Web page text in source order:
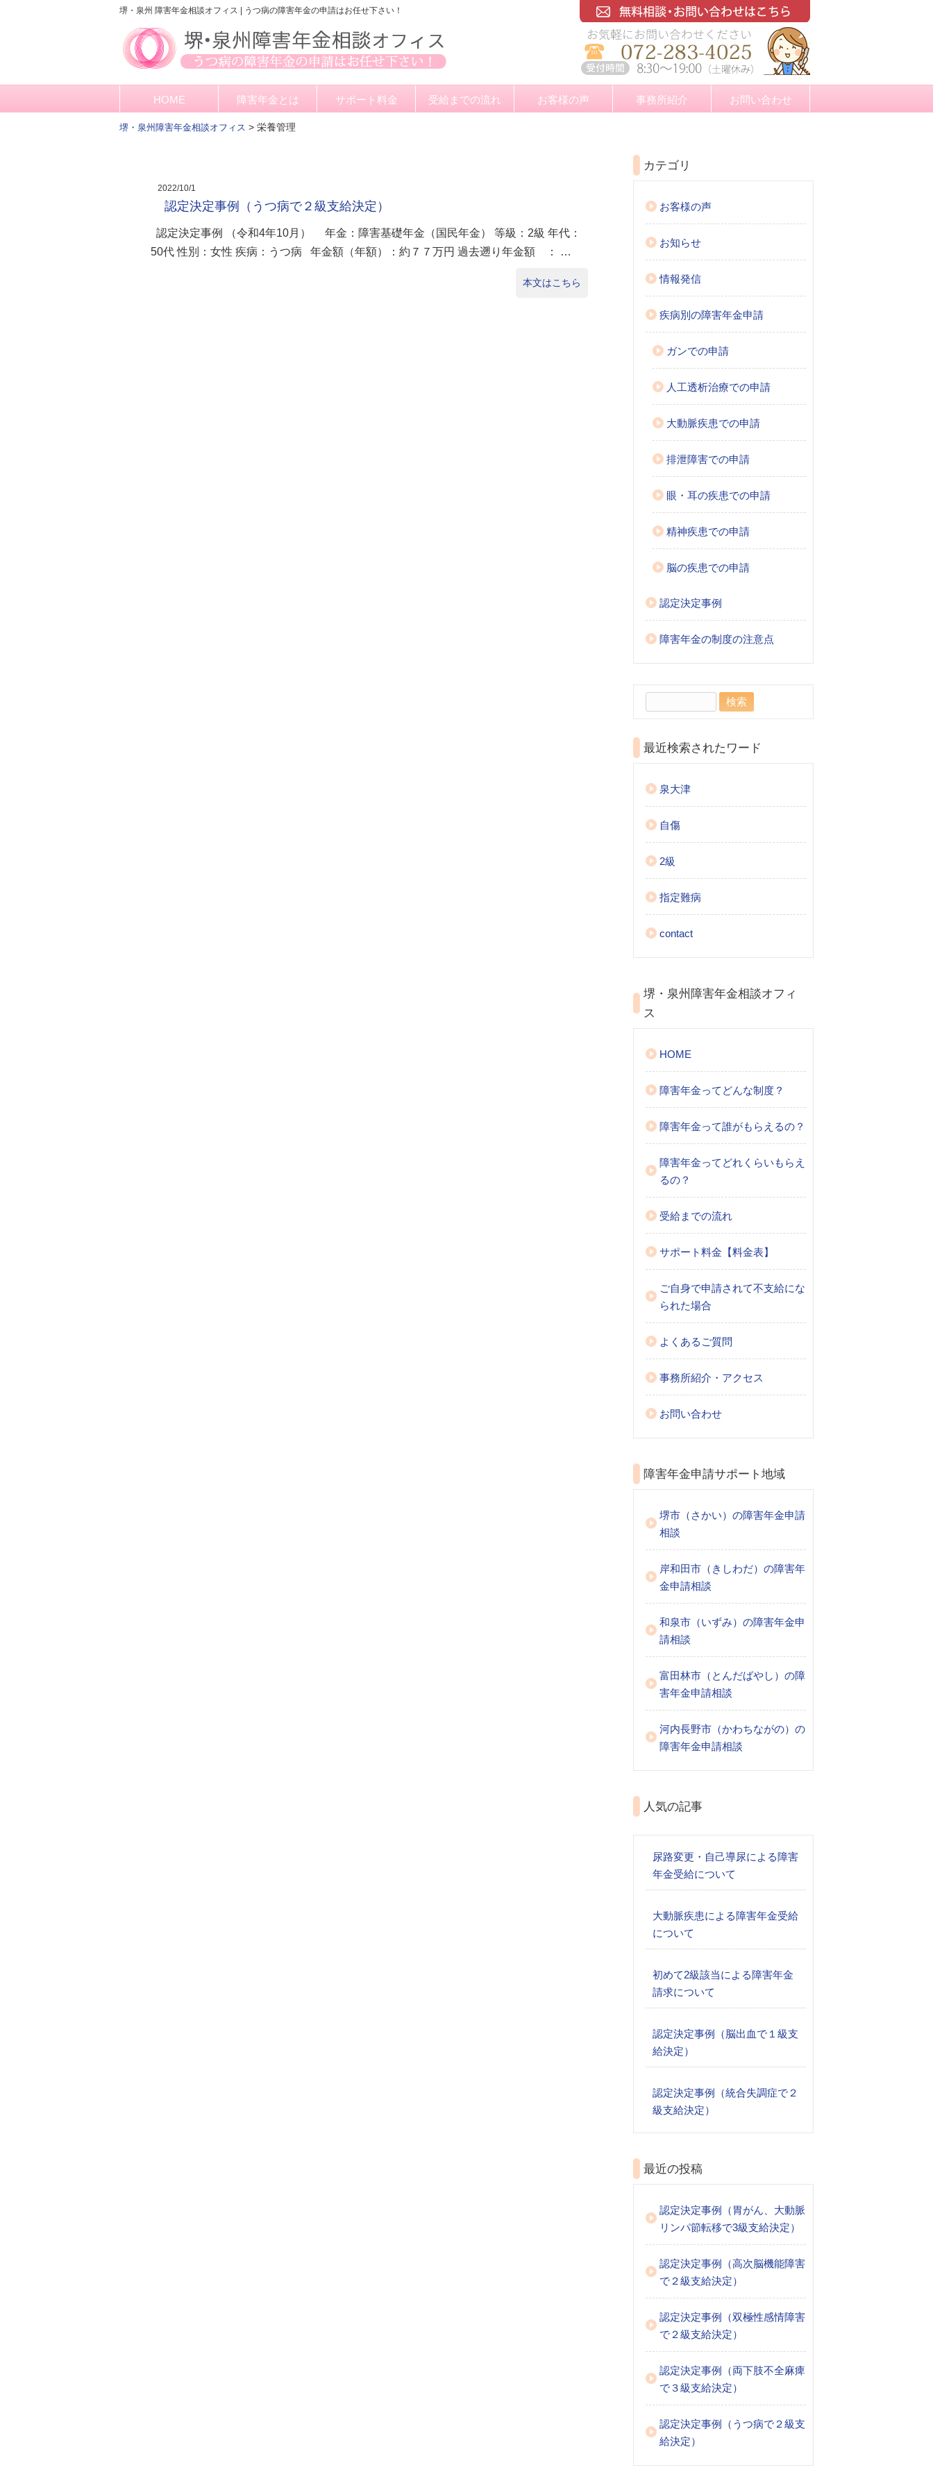
堺・泉州 障害年金相談オフィス | うつ病の障害年金の申請はお任せ下さい！
HOME 障害年金とは サポート料金 受給までの流れ お客様の声 事務所紹介 お問い合わせ
堺・泉州障害年金相談オフィス > 栄養管理
2022/10/1
認定決定事例（うつ病で２級支給決定）
認定決定事例 （令和4年10月） 年金：障害基礎年金（国民年金） 等級：2級 年代：
50代 性別：女性 疾病：うつ病 年金額（年額）：約７７万円 過去遡り年金額 ： …
本文はこちら
カテゴリ
お客様の声
お知らせ
情報発信
疾病別の障害年金申請
ガンでの申請
人工透析治療での申請
大動脈疾患での申請
排泄障害での申請
眼・耳の疾患での申請
精神疾患での申請
脳の疾患での申請
認定決定事例
障害年金の制度の注意点
最近検索されたワード
泉大津
自傷
2級
指定難病
contact
堺・泉州障害年金相談オフィ
ス
HOME
障害年金ってどんな制度？
障害年金って誰がもらえるの？
障害年金ってどれくらいもらえ
るの？
受給までの流れ
サポート料金【料金表】
ご自身で申請されて不支給にな
られた場合
よくあるご質問
事務所紹介・アクセス
お問い合わせ
障害年金申請サポート地域
堺市（さかい）の障害年金申請
相談
岸和田市（きしわだ）の障害年
金申請相談
和泉市（いずみ）の障害年金申
請相談
富田林市（とんだばやし）の障
害年金申請相談
河内長野市（かわちながの）の
障害年金申請相談
人気の記事
尿路変更・自己導尿による障害
年金受給について
大動脈疾患による障害年金受給
について
初めて2級該当による障害年金
請求について
認定決定事例（脳出血で１級支
給決定）
認定決定事例（統合失調症で２
級支給決定）
最近の投稿
認定決定事例（胃がん、大動脈
リンパ節転移で3級支給決定）
認定決定事例（高次脳機能障害
で２級支給決定）
認定決定事例（双極性感情障害
で２級支給決定）
認定決定事例（両下肢不全麻痺
で３級支給決定）
認定決定事例（うつ病で２級支
給決定）